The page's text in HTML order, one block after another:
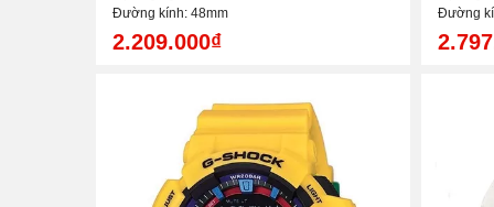
Đường kính: 48mm
2.209.000₫
Đường